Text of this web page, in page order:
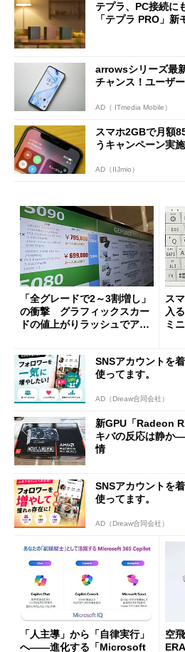
テプラ、PC接続に
「テプラ PRO」新
arrowsシリーズ最
チャンス！ユーザ
AD（ ITmedia Mobile）
スマホ2GBで月額
うキャンペーン実施
AD（IIJmio）
「全グレードで2～3割増し」
の衝撃 グラフィックスカー
ドの値上がりラッシュでアキ
ス
入
ミ
SNSアカウントを
使ってます。
AD（Dreaw合同会社）
新GPU「Radeon
キバの反応は静か
情
SNSアカウントを
使ってます。
AD（Dreaw合同会社）
「人主導」から「自律実行」
へ――進化する「Microsoft
空